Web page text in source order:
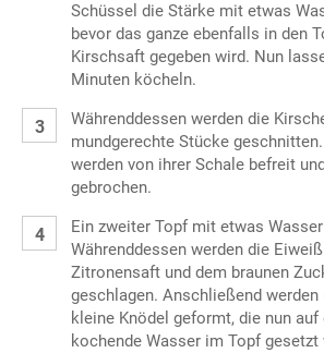
Schüssel die Stärke mit etwas
bevor das ganze ebenfalls in den
Kirschsaft gegeben wird. Nun
Minuten köcheln.
Währenddessen werden die
mundgerechte Stücke
werden von ihrer Schale befreit
gebrochen.
Ein zweiter Topf mit etwas
Währenddessen werden die
Zitronensaft und dem braunen
geschlagen. Anschließend
kleine Knödel geformt, die nun
kochende Wasser im Topf gesetzt